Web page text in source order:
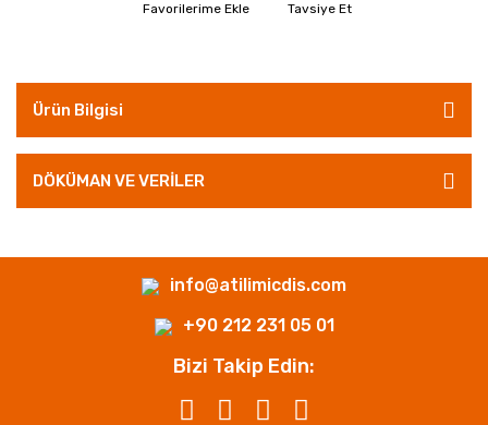
Tavsiye Et
Ürün Bilgisi
DÖKÜMAN VE VERİLER
info@atilimicdis.com
+90 212 231 05 01
Bizi Takip Edin: